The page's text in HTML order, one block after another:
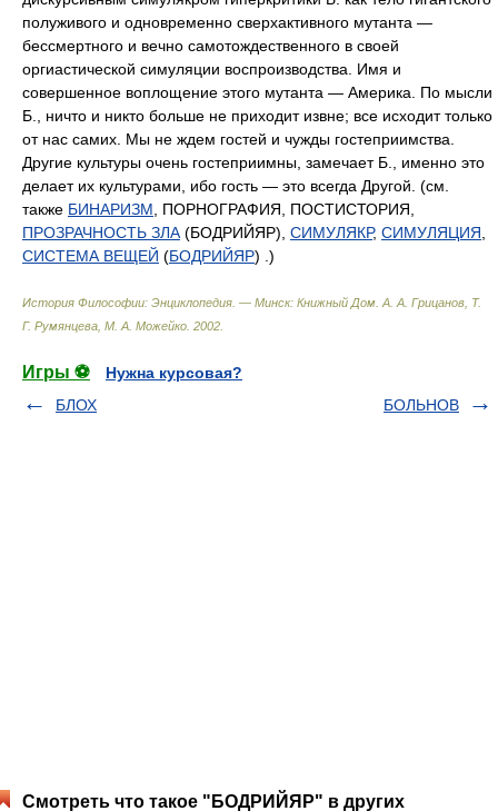
БИНАРИЗМ ПОРНОГРАФИЯ ПОСТИСТОРИЯ
ПРОЗРАЧНОСТЬ ЗЛА (БОДРИЙЯР), СИМУЛЯКР, СИМУЛЯЦИЯ
СИСТЕМА ВЕЩЕЙ (БОДРИЙЯР) .)
История Философии: Энциклопедия. — Минск: Книжный Дом А. А. Грицанов, Т.
Г. Румянцева, М. А. Можейко 2002
Игры ⚽
Нужна курсовая?
БЛОХ
БОЛЬНОВ
Смотреть что такое "БОДРИЙЯР" в других